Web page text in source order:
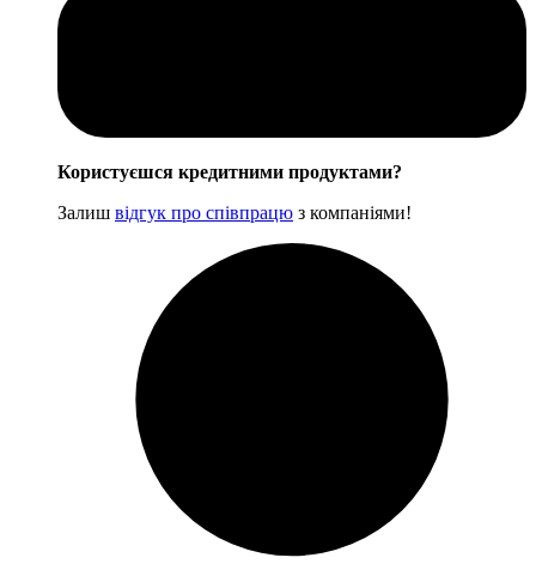
Користуєшся кредитними продуктами?
Залиш відгук про співпрацю з компаніями!